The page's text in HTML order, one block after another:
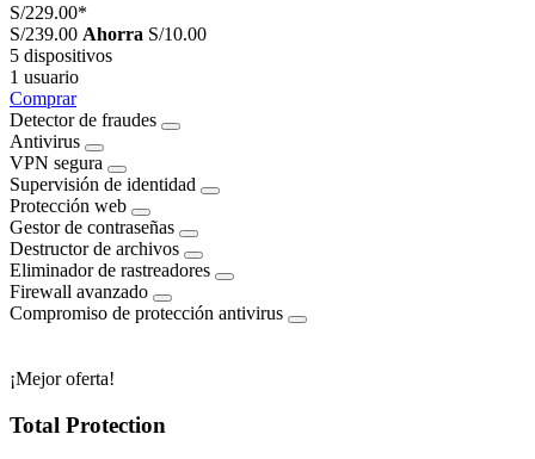
S/229.00*
S/239.00 Ahorra S/10.00
5 dispositivos
1 usuario
Comprar
Detector de fraudes
Antivirus
VPN segura
Supervisión de identidad
Protección web
Gestor de contraseñas
Destructor de archivos
Eliminador de rastreadores
Firewall avanzado
Compromiso de protección antivirus
¡Mejor oferta!
Total Protection